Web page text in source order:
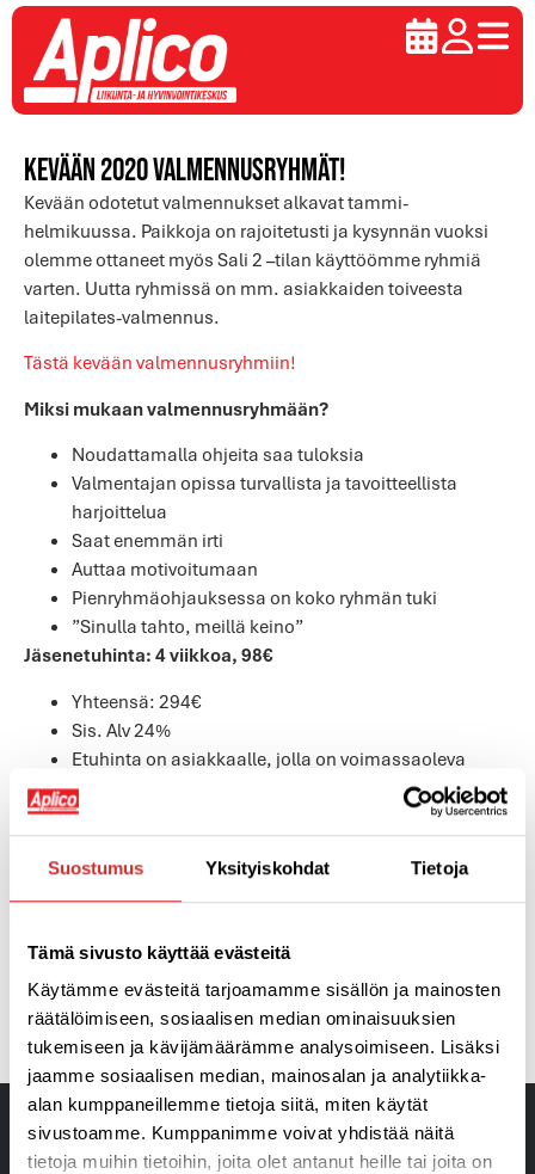
Suostumus Yksityiskohdat Tietoja
Tämä sivusto käyttää evästeitä
Käytämme evästeitä tarjoamamme sisällön ja mainosten
räätälöimiseen, sosiaalisen median ominaisuuksien
tukemiseen ja kävijämäärämme analysoimiseen. Lisäksi
jaamme sosiaalisen median, mainosalan ja analytiikka-
alan kumppaneillemme tietoja siitä, miten käytät
sivustoamme. Kumppanimme voivat yhdistää näitä
tietoja muihin tietoihin, joita olet antanut heille tai joita on
Kevään 2020 valmennusryhmät!
Kevään odotetut valmennukset alkavat tammi-
helmikuussa. Paikkoja on rajoitetusti ja kysynnän vuoksi
olemme ottaneet myös Sali 2 –tilan käyttöömme ryhmiä
varten. Uutta ryhmissä on mm. asiakkaiden toiveesta
laitepilates-valmennus.
Tästä kevään valmennusryhmiin!
Miksi mukaan valmennusryhmään?
Noudattamalla ohjeita saa tuloksia
Valmentajan opissa turvallista ja tavoitteellista
harjoittelua
Saat enemmän irti
Auttaa motivoitumaan
Pienryhmäohjauksessa on koko ryhmän tuki
”Sinulla tahto, meillä keino”
Jäsenetuhinta: 4 viikkoa, 98€
Yhteensä: 294€
Sis. Alv 24%
Etuhinta on asiakkaalle, jolla on voimassaoleva
jäsenyys Aplicossa. Ko. hinta on valmennuksen
maksu, joka tulee jäsenmaksusi lisäksi.
Hinta muut: 4 viikkoa, 177€
Hinta sisältää Aplicon kuntosalin ja ryhmäliikunnan
EDELLINEN
Jäsentiedote 1/2020 -tervetuloa liikunnallinen uusi vuosi!
SEURAAVA